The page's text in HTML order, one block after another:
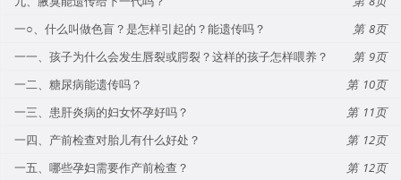
一○、什么叫做色盲？是怎样引起的？能遗传吗？
8
一一、孩子为什么会发生唇裂或腭裂？这样的孩子怎样喂养？
9
一二、糖尿病能遗传吗？
10
一三、患肝炎病的妇女怀孕好吗？
11
一四、产前检查对胎儿有什么好处？
12
一五、哪些孕妇需要作产前检查？
12